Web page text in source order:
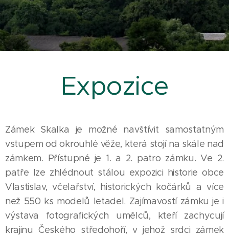
Expozice
Zámek Skalka je možné navštívit samostatným
vstupem od okrouhlé věže, která stojí na skále nad
zámkem. Přístupné je 1. a 2. patro zámku. Ve 2.
patře lze zhlédnout stálou expozici historie obce
Vlastislav, včelařství, historických kočárků a více
než 550 ks modelů letadel. Zajímavostí zámku je i
výstava fotografických umělců, kteří zachycují
krajinu Českého středohoří, v jehož srdci zámek